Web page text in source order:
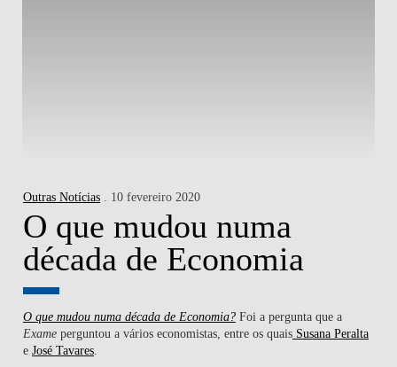
Outras Notícias . 10 fevereiro 2020
O que mudou numa
década de Economia
O que mudou numa década de Economia? Foi a pergunta que a
Exameperguntou a vários economistas, entre os quais Susana Peralta
e José Tavares